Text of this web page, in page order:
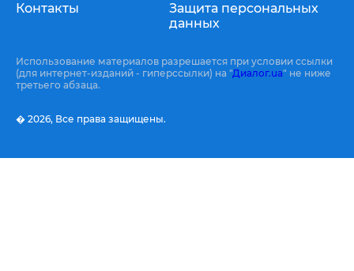
Контакты
Защита персональных
данных
Использование материалов разрешается при условии ссылки
(для интернет-изданий - гиперссылки) на "Диалог.ua" не ниже
третьего абзаца.
� 2026, Все права защищены.